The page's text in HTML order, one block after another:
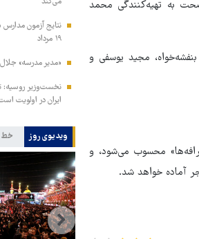
به تهیه‌کنندگی محمد
مجید یوسفی و
محسوب می‌شود، و
آماده خواهد شد.
نتایج آزمون مدارس
۱۹ مرداد
«مدیر مدرسه»
نخست‌وزیر روسیه:‌
ایران در اولویت
ویدیوی روز خط